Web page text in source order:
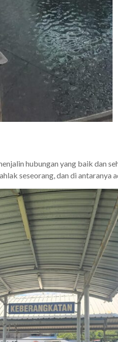
hubungan yang baik dan
seseorang, dan di antaranya